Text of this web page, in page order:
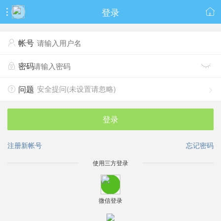
 登录 
 帐号
 密码 
 问题 
安全提问(未设置请忽略)
登录
忘记密码
注册新帐号
使用三方登录
微信登录